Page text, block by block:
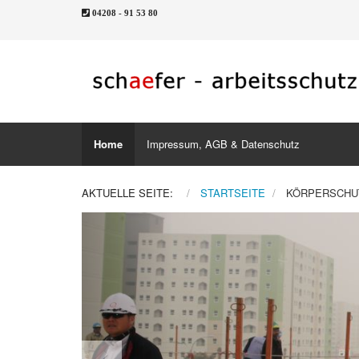
04208 - 91 53 80
Home Impressum, AGB & Datenschutz
AKTUELLE SEITE: STARTSEITE
Previous